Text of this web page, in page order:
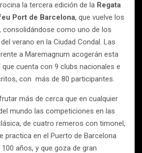
la tercera edición de la Regata
Port de Barcelona, que vuelve los
consolidándose como uno de los
verano en la Ciudad Condal. Las
a Maremagnum acogerán esta
cuenta con 9 clubs nacionales e
con más de 80 participantes.
más de cerca que en cualquier
mundo las competiciones en las
de cuatro remeros con timonel,
practica en el Puerto de Barcelona
años, y que goza de gran